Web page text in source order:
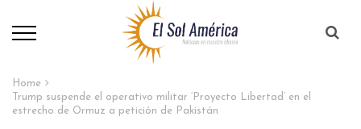
Home
Trump suspende el operativo militar ‘Proyecto Libertad’ en el
estrecho de Ormuz a petición de Pakistán